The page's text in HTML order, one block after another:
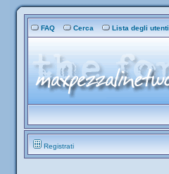
FAQ Cerca Lista degli utenti
Registrati